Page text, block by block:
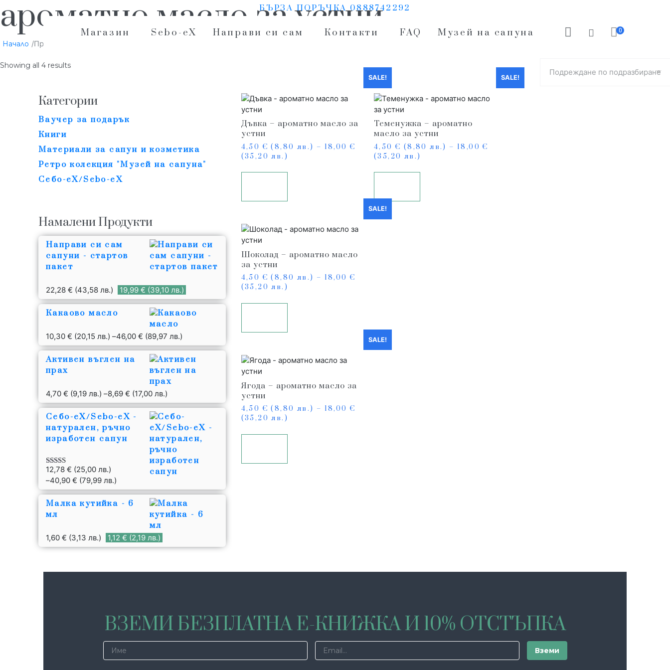
БЪРЗА ПОРЪЧКА 0888742292
Магазин Sebo-eX Направи си сам Контакти FAQ Музей на сапуна 0
ароматно масло за устни
Начало /Продукти с етикет „ароматно масло за устни“
Showing all 4 results
Категории
Ваучер за подарък
Книги
Материали за сапун и козметика
Ретро колекция "Музей на сапуна"
Себо-еХ/Sebo-eX
Намалени Продукти
Направи си сам
сапуни - стартов
пакет
22,28 € (43,58 лв.) 19,99 € (39,10 лв.)
Какаово масло
10,30 € (20,15 лв.) –46,00 € (89,97 лв.)
Активен въглен на
прах
4,70 € (9,19 лв.) –8,69 € (17,00 лв.)
Себо-еХ/Sebo-eX -
натурален, ръчно
изработен сапун
Оценено с
4.85 от 5
12,78 € (25,00 лв.)
–40,90 € (79,99 лв.)
Малка кутийка - 6
мл
1,60 € (3,13 лв.) 1,12 € (2,19 лв.)
SALE!
Дъвка – ароматно масло за
устни
4,50€ (8,80 лв.) – 18,00€
(35,20 лв.)
SALE!
Теменужка – ароматно
масло за устни
4,50€ (8,80 лв.) – 18,00€
(35,20 лв.)
SALE!
Шоколад – ароматно масло
за устни
4,50€ (8,80 лв.) – 18,00€
(35,20 лв.)
SALE!
Ягода – ароматно масло за
устни
4,50€ (8,80 лв.) – 18,00€
(35,20 лв.)
ВЗЕМИ БЕЗПЛАТНА Е-КНИЖКА И 10% ОТСТЪПКА